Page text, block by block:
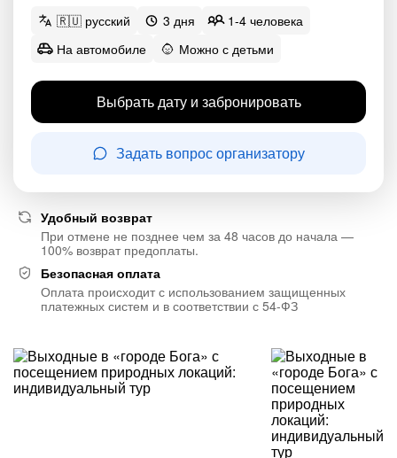
🇷🇺 русский 3 дня
1-4 человека
На автомобиле
Можно с детьми
Выбрать дату и забронировать
Задать вопрос организатору
Удобный возврат
При отмене не позднее чем за 48 часов до начала —
100% возврат предоплаты.
Безопасная оплата
Оплата происходит с использованием защищенных
платежных систем и в соответствии с 54-ФЗ